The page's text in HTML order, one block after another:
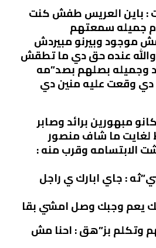
: باين العريس طفش كنت
جميله سمعتهم
موجود وبيرنو مبيردش
عنده حق دي ما تطقش
وجميله بصلهم بصد”مه
دي وقعت عليه منين دي
مبهورين برائد وصابر
ما شاف منصور
الابتسامه وقرب منه :
: جاي ابارك ي راجل
يعم وجبك وصل امشي بقا
وتكلم بز”هق : احنا مش